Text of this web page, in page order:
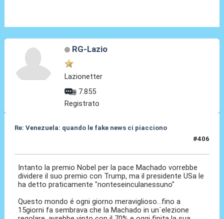
RG-Lazio
Lazionetter
7.855
Registrato
Re: Venezuela: quando le fake news ci piacciono
#406
Intanto la premio Nobel per la pace Machado vorrebbe
dividere il suo premio con Trump, ma il presidente USa le
ha detto praticamente "nonteseinculanessuno"
Questo mondo é ogni giorno meraviglioso...fino a
15giorni fa sembrava che la Machado in un´elezione